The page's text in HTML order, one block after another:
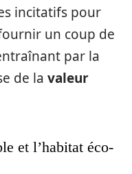
incitatifs pour
un coup de
par la
de la valeur
et l’habitat éco-